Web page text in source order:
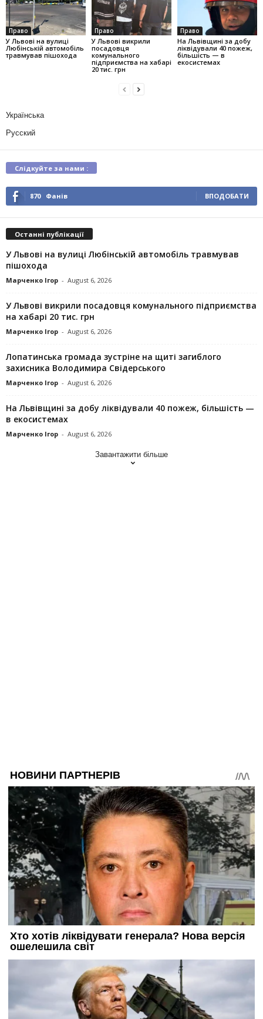
Право
У Львові на вулиці
Любінській автомобіль
травмував пішохода
Право
У Львові викрили
посадовця
комунального
підприємства на хабарі
20 тис. грн
Право
На Львівщині за добу
ліквідували 40 пожеж,
більшість — в
екосистемах
Українська
Русский
Слідкуйте за нами :
870 Фанів ВПОДОБАТИ
Останні публікації
У Львові на вулиці Любінській автомобіль травмував
пішохода
Марченко Ігор - August 6, 2026
У Львові викрили посадовця комунального підприємства
на хабарі 20 тис. грн
Марченко Ігор - August 6, 2026
Лопатинська громада зустріне на щиті загиблого
захисника Володимира Свідерського
Марченко Ігор - August 6, 2026
На Львівщині за добу ліквідували 40 пожеж, більшість —
в екосистемах
Марченко Ігор - August 6, 2026
Завантажити більше